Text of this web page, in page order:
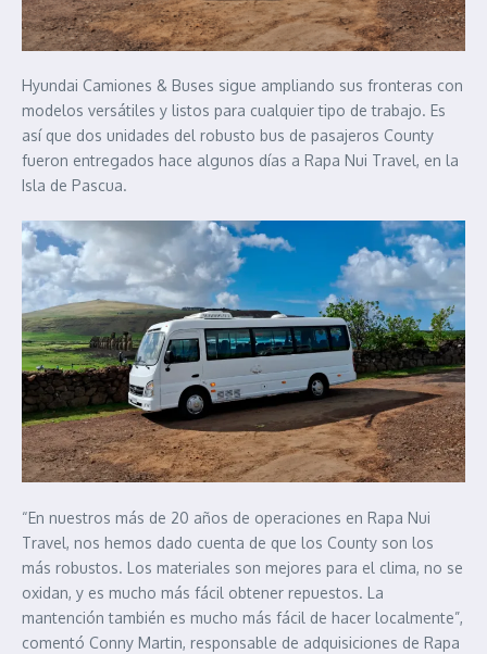
Hyundai Camiones & Buses sigue ampliando sus fronteras con
modelos versátiles y listos para cualquier tipo de trabajo. Es
así que dos unidades del robusto bus de pasajeros County
fueron entregados hace algunos días a Rapa Nui Travel, en la
Isla de Pascua.
“En nuestros más de 20 años de operaciones en Rapa Nui
Travel, nos hemos dado cuenta de que los County son los
más robustos. Los materiales son mejores para el clima, no se
oxidan, y es mucho más fácil obtener repuestos. La
mantención también es mucho más fácil de hacer localmente”,
comentó Conny Martin, responsable de adquisiciones de Rapa